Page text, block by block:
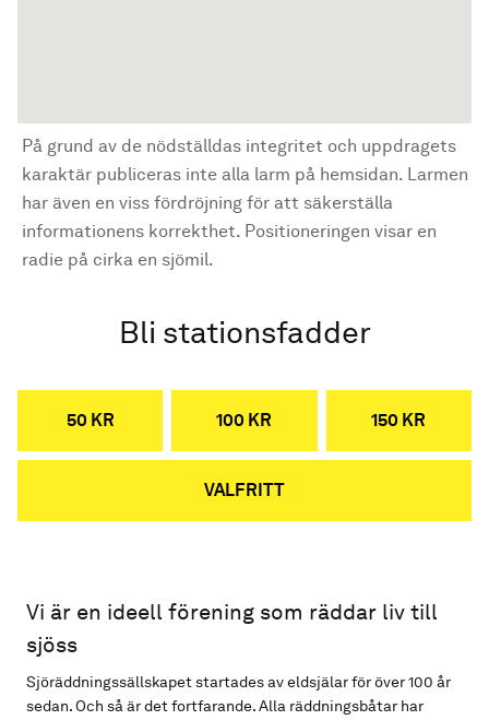
På grund av de nödställdas integritet och uppdragets
karaktär publiceras inte alla larm på hemsidan. Larmen
har även en viss fördröjning för att säkerställa
informationens korrekthet. Positioneringen visar en
radie på cirka en sjömil.
Bli stationsfadder
50 KR 100 KR 150 KR
VALFRITT
Vi är en ideell förening som räddar liv till
sjöss
Sjöräddningssällskapet startades av eldsjälar för över 100 år
sedan. Och så är det fortfarande. Alla räddningsbåtar har